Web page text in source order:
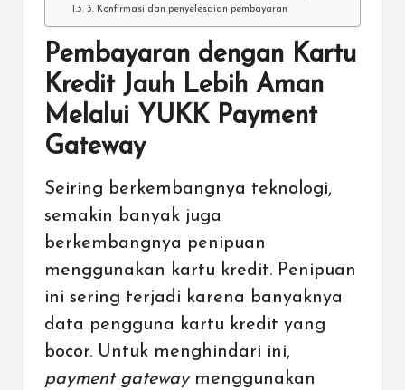
3. Konfirmasi dan penyelesaian pembayaran
Pembayaran dengan Kartu
Kredit Jauh Lebih Aman
Melalui YUKK Payment
Gateway
Seiring berkembangnya teknologi,
semakin banyak juga
berkembangnya penipuan
menggunakan kartu kredit. Penipuan
ini sering terjadi karena banyaknya
data pengguna kartu kredit yang
bocor. Untuk menghindari ini,
payment gateway menggunakan